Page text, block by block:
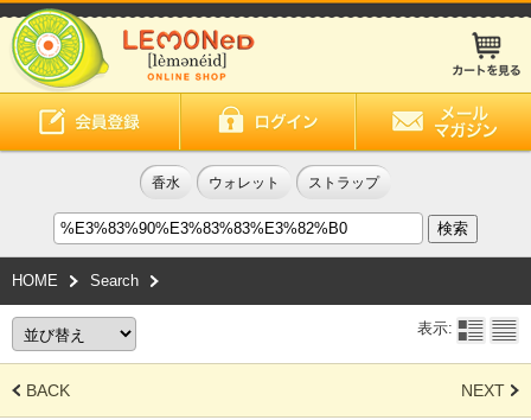
香水 ウォレット ストラップ
HOME Search
表示:
BACK NEXT